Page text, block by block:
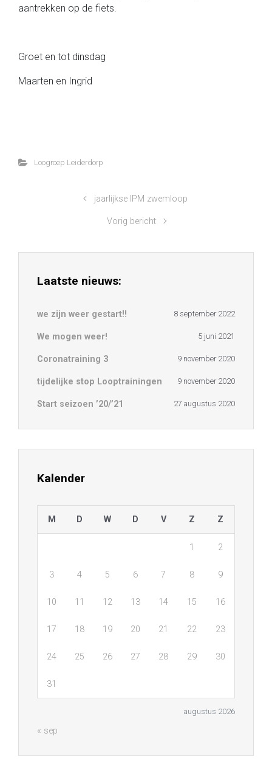
aantrekken op de fiets.
Groet en tot dinsdag
Maarten en Ingrid
Loogroep Leiderdorp
jaarlijkse IPM zwemloop
Vorig bericht
Laatste nieuws:
we zijn weer gestart!! 8 september 2022
We mogen weer! 5 juni 2021
Coronatraining 3 9 november 2020
tijdelijke stop Looptrainingen 9 november 2020
Start seizoen ’20/’21 27 augustus 2020
Kalender
augustus 2026
M D W D V Z Z
1 2
3 4 5 6 7 8 9
10 11 12 13 14 15 16
17 18 19 20 21 22 23
24 25 26 27 28 29 30
31
« sep